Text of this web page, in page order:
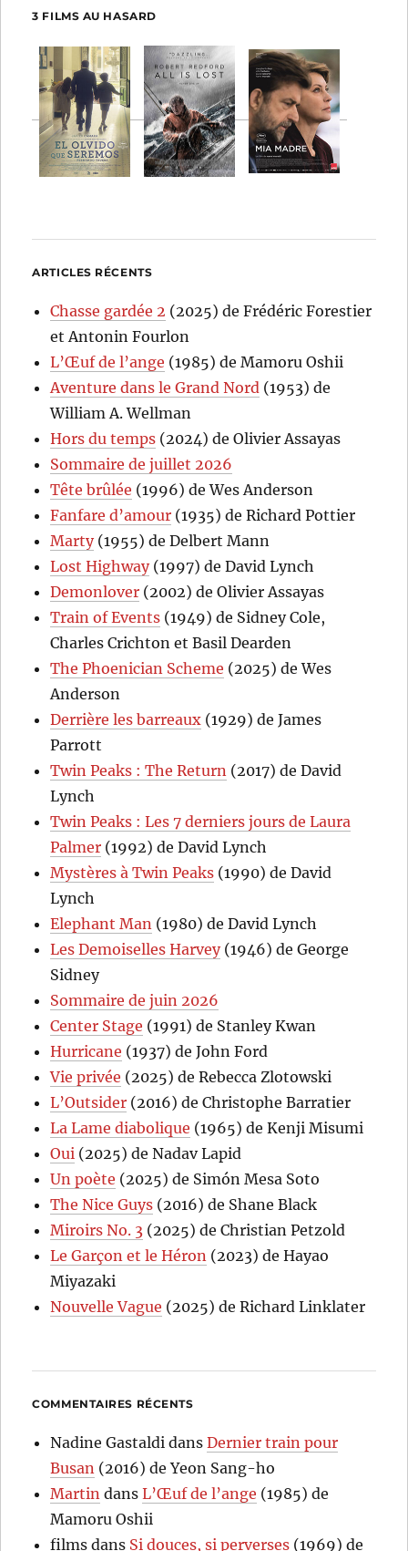
3 FILMS AU HASARD
ARTICLES RÉCENTS
Chasse gardée 2 (2025) de Frédéric Forestier
et Antonin Fourlon
L’Œuf de l’ange (1985) de Mamoru Oshii
Aventure dans le Grand Nord (1953) de
William A. Wellman
Hors du temps (2024) de Olivier Assayas
Sommaire de juillet 2026
Tête brûlée (1996) de Wes Anderson
Fanfare d’amour (1935) de Richard Pottier
Marty(1955) de Delbert Mann
Lost Highway(1997) de David Lynch
Demonlover (2002) de Olivier Assayas
Train of Events (1949) de Sidney Cole,
Charles Crichton et Basil Dearden
The Phoenician Scheme (2025) de Wes
Anderson
Derrière les barreaux (1929) de James
Parrott
Twin Peaks : The Return (2017) de David
Lynch
Twin Peaks : Les 7 derniers jours de Laura
Palmer (1992) de David Lynch
Mystères à Twin Peaks (1990) de David
Lynch
Elephant Man (1980) de David Lynch
Les Demoiselles Harvey(1946) de George
Sidney
Sommaire de juin 2026
Center Stage (1991) de Stanley Kwan
Hurricane (1937) de John Ford
Vie privée (2025) de Rebecca Zlotowski
L’Outsider (2016) de Christophe Barratier
La Lame diabolique (1965) de Kenji Misumi
Oui (2025) de Nadav Lapid
Un poète (2025) de Simón Mesa Soto
The Nice Guys (2016) de Shane Black
Miroirs No. 3 (2025) de Christian Petzold
Le Garçon et le Héron (2023) de Hayao
Miyazaki
Nouvelle Vague (2025) de Richard Linklater
COMMENTAIRES RÉCENTS
Nadine Gastaldi dansDernier train pour
Busan (2016) de Yeon Sang-ho
Martin dansL’Œuf de l’ange (1985) de
Mamoru Oshii
films dans Si douces, si perverses (1969) de